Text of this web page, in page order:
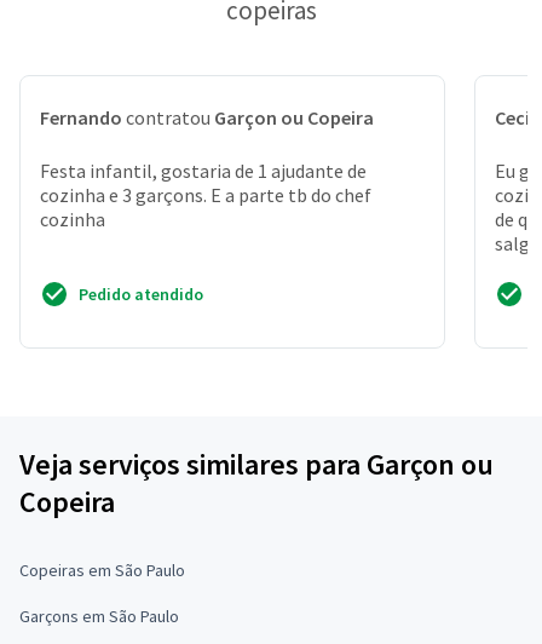
copeiras
Fernando contratou Garçon ou Copeira
Festa infantil, gostaria de 1 ajudante de
cozinha e 3 garçons. E a parte tb do chef
cozinha
Pedido atendido
Eu
de
Veja serviços similares para Garçon ou
Copeira
Copeiras em São Paulo
Garçons em São Paulo